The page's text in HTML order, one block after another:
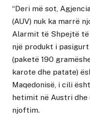
“Deri më sot,
(AUV) nuk ka marrë
Alarmit të Shpejtë të
një produkt i
(paketë 190
karote dhe patate)
Maqedonisë, i cili
hetimit në Austri dhe
njoftim.